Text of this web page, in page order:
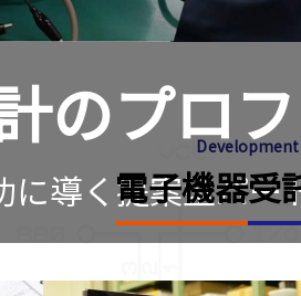
のプロ
に導く提案型パー
Development
電⼦機器受